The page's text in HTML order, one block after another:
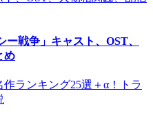
ー戦争」キャスト、OST、
め